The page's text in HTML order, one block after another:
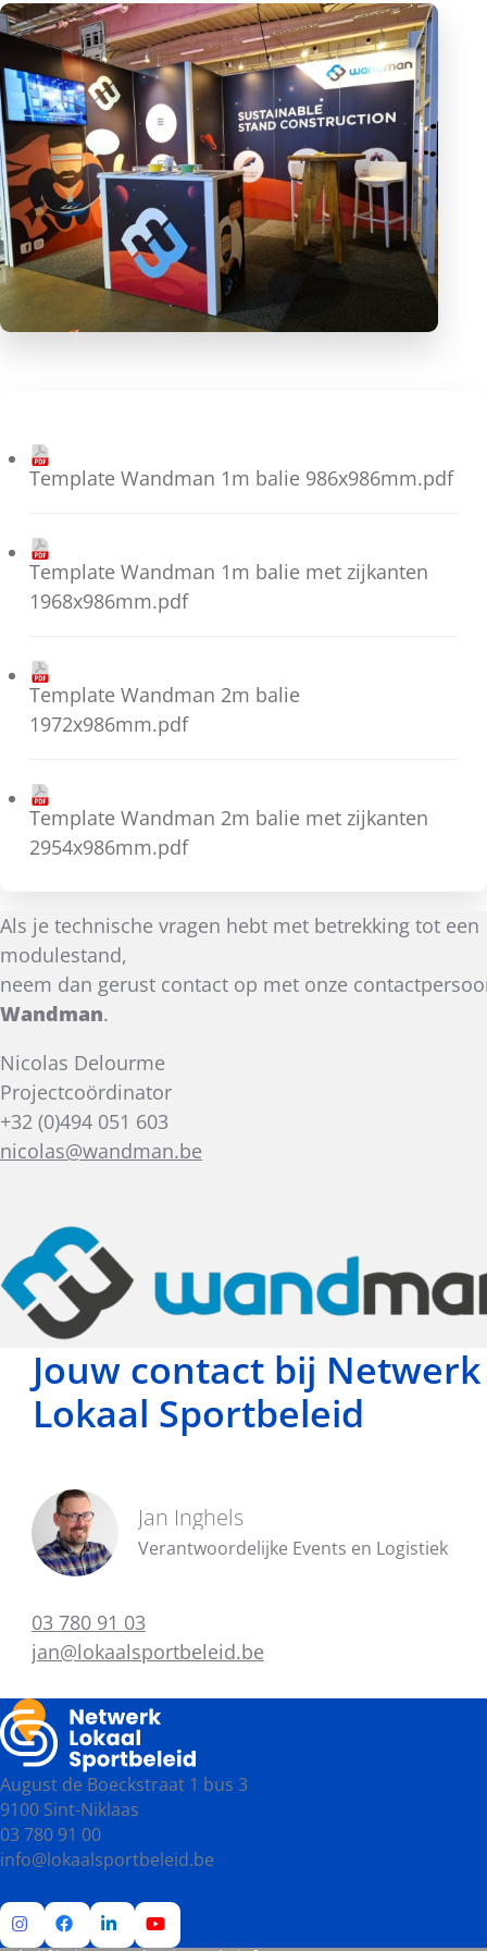
Template Wandman 1m balie 986x986mm.pdf
Template Wandman 1m balie met zijkanten
1968x986mm.pdf
Template Wandman 2m balie
1972x986mm.pdf
Template Wandman 2m balie met zijkanten
2954x986mm.pdf
Als je technische vragen hebt met betrekking tot een
modulestand,
neem dan gerust contact op met onze
Wandman.
Nicolas Delourme
Projectcoördinator
+32 (0)494 051 603
nicolas@wandman.be
Jouw contact bij Netwerk
Lokaal Sportbeleid
Jan Inghels
Verantwoordelijke Events en Logistiek
03 780 91 03
jan@lokaalsportbeleid.be
August de Boeckstraat 1 bus 3
9100 Sint-Niklaas
03 780 91 00
info@lokaalsportbeleid.be